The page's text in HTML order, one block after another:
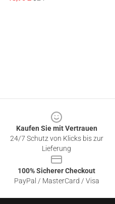
Kaufen Sie mit Vertrauen
24/7 Schutz von Klicks bis zur
Lieferung
100% Sicherer Checkout
PayPal / MasterCard / Visa